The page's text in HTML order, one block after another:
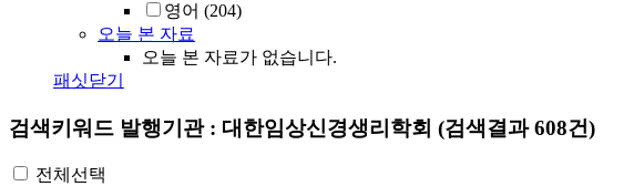
영어 (204)
오늘 본 자료
오늘 본 자료가 없습니다.
패싯닫기
검색키워드 발행기관 : 대한임상신경생리학회 (검색결과 608건)
전체선택